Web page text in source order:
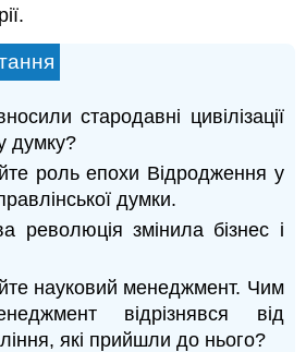
стародавні цивілізації
думку?
роль епохи Відродження у
думки.
революція змінила бізнес і
науковий менеджмент. Чим
відрізнявся від
які прийшли до нього?